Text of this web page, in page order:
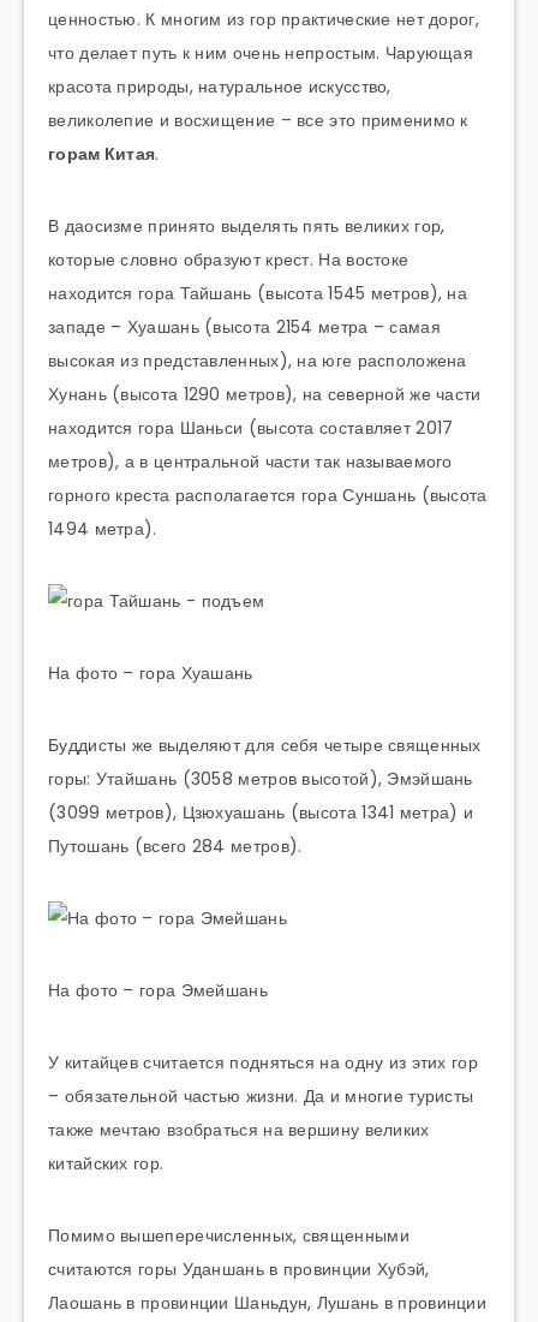
ценностью. К многим из гор практические нет дорог,
что делает путь к ним очень непростым. Чарующая
красота природы, натуральное искусство,
великолепие и восхищение – все это применимо к
горам Китая.
В даосизме принято выделять пять великих гор,
которые словно образуют крест. На востоке
находится гора Тайшань (высота 1545 метров), на
западе – Хуашань (высота 2154 метра – самая
высокая из представленных), на юге расположена
Хунань (высота 1290 метров), на северной же части
находится гора Шаньси (высота составляет 2017
метров), а в центральной части так называемого
горного креста располагается гора Суншань (высота
1494 метра).
На фото – гора Хуашань
Буддисты же выделяют для себя четыре священных
горы: Утайшань (3058 метров высотой), Эмэйшань
(3099 метров), Цзюхуашань (высота 1341 метра) и
Путошань (всего 284 метров).
На фото – гора Эмейшань
У китайцев считается подняться на одну из этих гор
– обязательной частью жизни. Да и многие туристы
также мечтаю взобраться на вершину великих
китайских гор.
Помимо вышеперечисленных, священными
считаются горы Уданшань в провинции Хубэй,
Лаошань в провинции Шаньдун, Лушань в провинции